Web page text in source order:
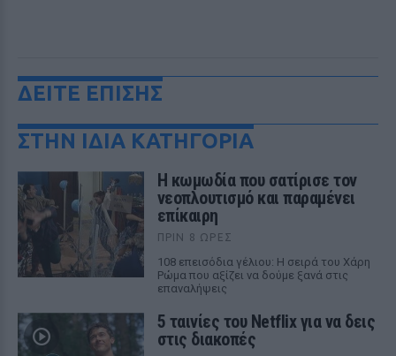
ΔΕΙΤΕ ΕΠΙΣΗΣ
ΣΤΗΝ ΙΔΙΑ ΚΑΤΗΓΟΡΙΑ
Η κωμωδία που σατίρισε τον
νεοπλουτισμό και παραμένει
επίκαιρη
ΠΡΙΝ 8 ΏΡΕΣ
108 επεισόδια γέλιου: Η σειρά του Χάρη
Ρώμα που αξίζει να δούμε ξανά στις
επαναλήψεις
5 ταινίες του Netflix για να δεις
στις διακοπές